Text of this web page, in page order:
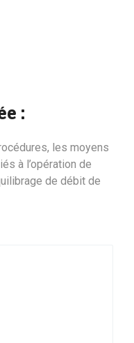
:
les moyens
à l’opération de
de débit de